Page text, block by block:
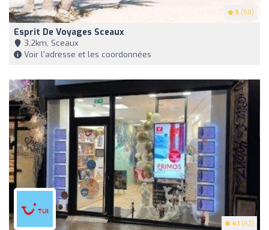
5 (58)
Esprit De Voyages Sceaux
3,2km, Sceaux
Voir l'adresse et les coordonnées
4.1 (62)